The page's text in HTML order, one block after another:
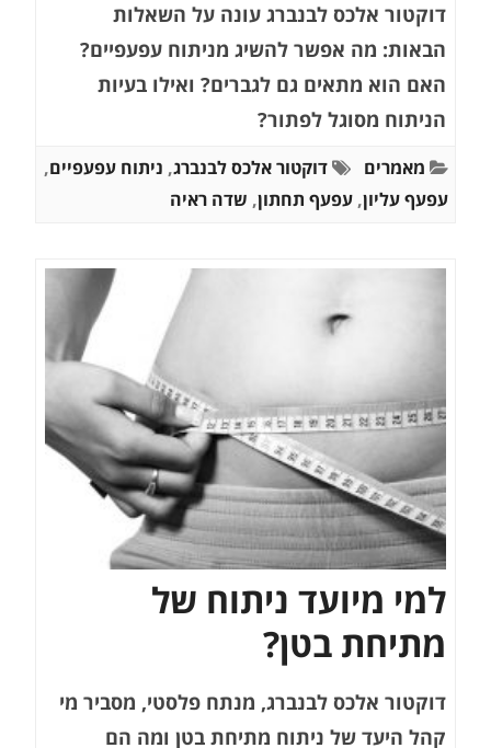
דוקטור אלכס לבנברג עונה על השאלות
הבאות: מה אפשר להשיג מניתוח עפעפיים?
האם הוא מתאים גם לגברים? ואילו בעיות
הניתוח מסוגל לפתור?
מאמרים דוקטור אלכס לבנברג, ניתוח עפעפיים,
עפעף עליון, עפעף תחתון, שדה ראיה
למי מיועד ניתוח של
מתיחת בטן?
דוקטור אלכס לבנברג, מנתח פלסטי, מסביר מי
קהל היעד של ניתוח מתיחת בטן ומה הם